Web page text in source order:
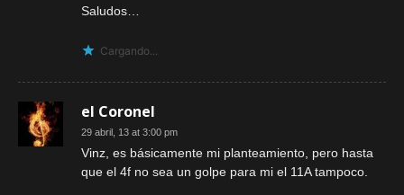
Saludos…
Cargando...
el Coronel
29 abril, 13 at 3:00 pm
Vinz, es básicamente mi planteamiento, pero hasta
que el 4f no sea un golpe para mi el 11A tampoco.